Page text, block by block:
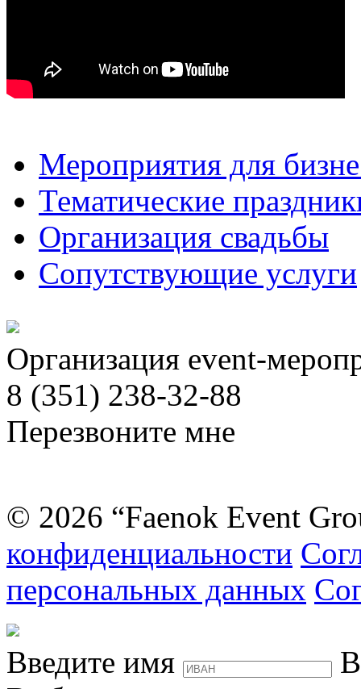
Мероприятия для
Тематические
Организация свадьбы
Сопутствующие услуги
Организация event-
8 (351) 238-32-88
Перезвоните мне
© 2026 “Faenok Event
конфиденциальности
персональных данных
Введите имя